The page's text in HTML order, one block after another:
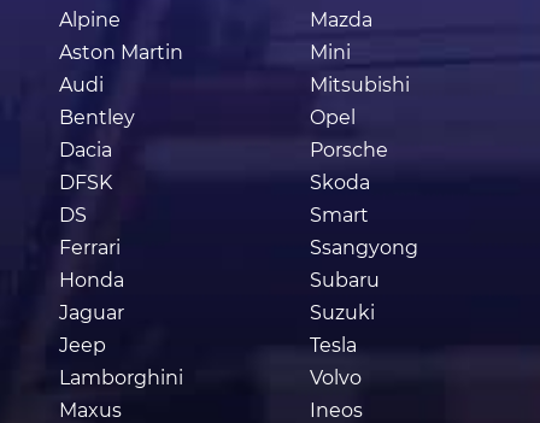
Alpine
Aston Martin
Audi
Bentley
Dacia
DFSK
DS
Ferrari
Honda
Jaguar
Jeep
Lamborghini
Maxus
Mazda
Mini
Mitsubishi
Opel
Porsche
Skoda
Smart
Ssangyong
Subaru
Suzuki
Tesla
Volvo
Ineos